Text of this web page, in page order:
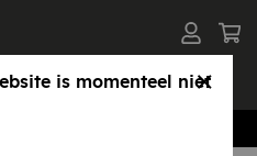
is momenteel niet